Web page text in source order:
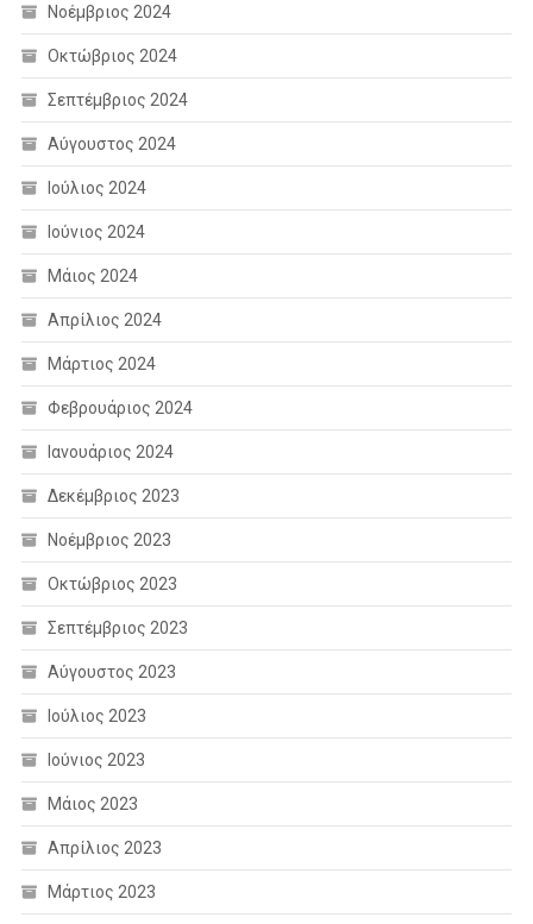
Νοέμβριος 2024
Οκτώβριος 2024
Σεπτέμβριος 2024
Αύγουστος 2024
Ιούλιος 2024
Ιούνιος 2024
Μάιος 2024
Απρίλιος 2024
Μάρτιος 2024
Φεβρουάριος 2024
Ιανουάριος 2024
Δεκέμβριος 2023
Νοέμβριος 2023
Οκτώβριος 2023
Σεπτέμβριος 2023
Αύγουστος 2023
Ιούλιος 2023
Ιούνιος 2023
Μάιος 2023
Απρίλιος 2023
Μάρτιος 2023